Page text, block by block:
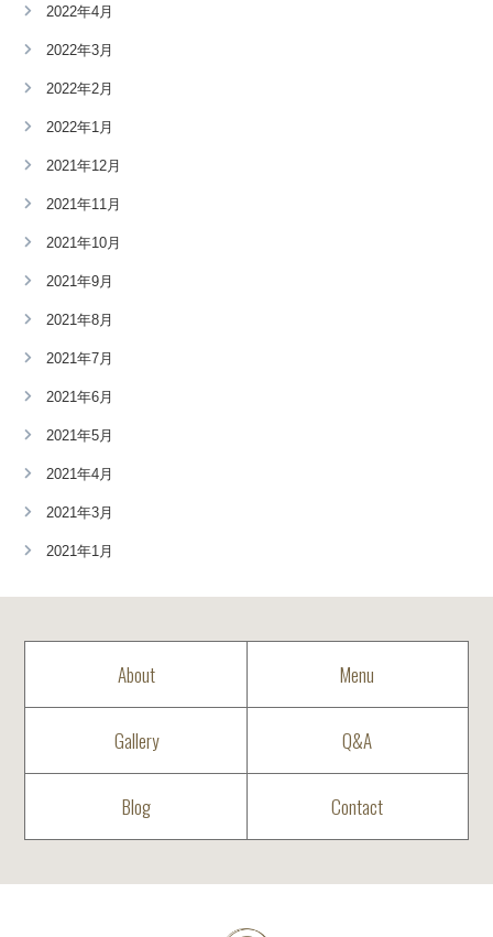
2022年4月
2022年3月
2022年2月
2022年1月
2021年12月
2021年11月
2021年10月
2021年9月
2021年8月
2021年7月
2021年6月
2021年5月
2021年4月
2021年3月
2021年1月
About Menu
Gallery Q&A
Blog Contact